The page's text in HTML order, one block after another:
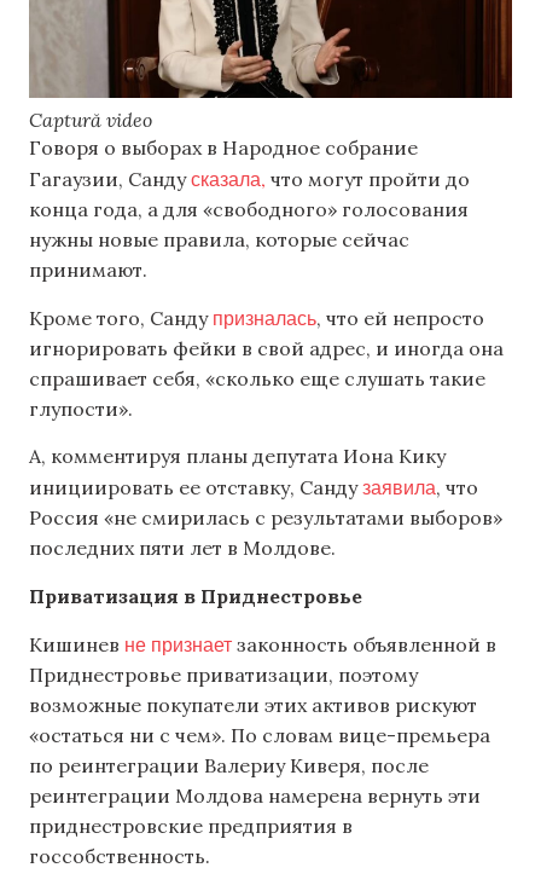
Captură video
Говоря о выборах в Народное собрание
Гагаузии, Сандусказала, что могут пройти до
конца года, а для «свободного» голосования
нужны новые правила, которые сейчас
принимают.
Кроме того, Санду призналась, что ей непросто
игнорировать фейки в свой адрес, и иногда она
спрашивает себя, «сколько еще слушать такие
глупости».
А, комментируя планы депутата Иона Кику
инициировать ее отставку, Сандузаявила, что
Россия «не смирилась с результатами выборов»
последних пяти лет в Молдове.
Приватизация в Приднестровье
Кишинев не признает законность объявленной в
Приднестровье приватизации, поэтому
возможные покупатели этих активов рискуют
«остаться ни с чем». По словам вице-премьера
по реинтеграции Валериу Киверя, после
реинтеграции Молдова намерена вернуть эти
приднестровские предприятия в
госсобственность.